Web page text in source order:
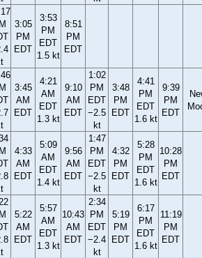
3:05
PM
EDT
3:53
PM
EDT
1.5 kt
8:51
PM
EDT
3:45
AM
EDT
4:21
AM
EDT
1.3 kt
9:10
AM
EDT
1:02
PM
EDT
−2.5
kt
3:48
PM
EDT
4:41
PM
EDT
1.6 kt
9:39
PM
EDT
4:33
AM
EDT
5:09
AM
EDT
1.4 kt
9:56
AM
EDT
1:47
PM
EDT
−2.5
kt
4:32
PM
EDT
5:28
PM
EDT
1.6 kt
10:28
PM
EDT
5:22
AM
EDT
5:57
AM
EDT
1.3 kt
10:43
AM
EDT
2:34
PM
EDT
−2.4
kt
5:19
PM
EDT
6:17
PM
EDT
1.6 kt
11:19
PM
EDT